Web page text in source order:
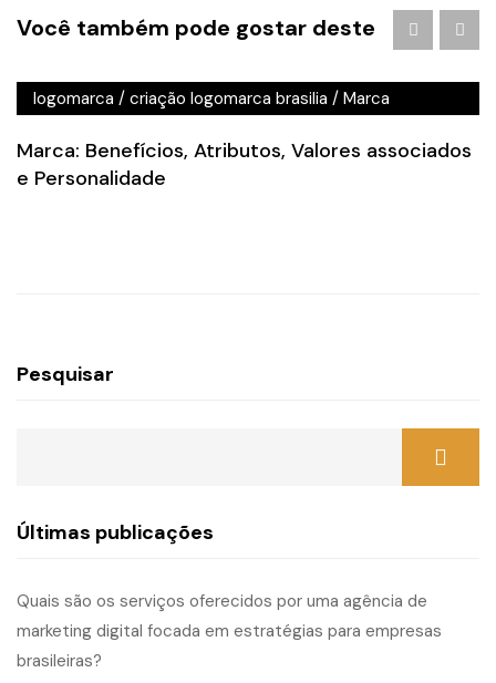
Você também pode gostar deste
agencia de
publicidade em brasilia/Branding/ criação de logo
logomarca / criação logomarca brasilia / Marca
Marca: Benefícios, Atributos, Valores associados
e Personalidade
Pesquisar
Últimas publicações
Quais são os serviços oferecidos por uma agência de
marketing digital focada em estratégias para empresas
brasileiras?